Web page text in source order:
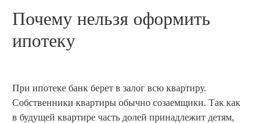
Почему нельзя оформить
ипотеку
При ипотеке банк берет в залог всю квартиру.
Собственники квартиры обычно созаемщики. Так как
в будущей квартире часть долей принадлежит детям,